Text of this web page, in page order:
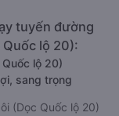
tuyến đường
lộ 20):
lộ 20)
sang trọng
(Dọc Quốc lộ 20)